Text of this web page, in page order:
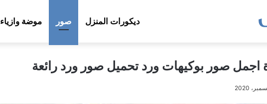
ديكورات المنزل صور موضة وازياء
اجمل صور بوكيهات ورد تحميل صور ورد رائعة